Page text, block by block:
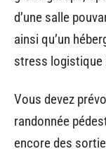
d’une salle
ainsi qu’un
stress logistique
Vous devez
randonnée
encore des